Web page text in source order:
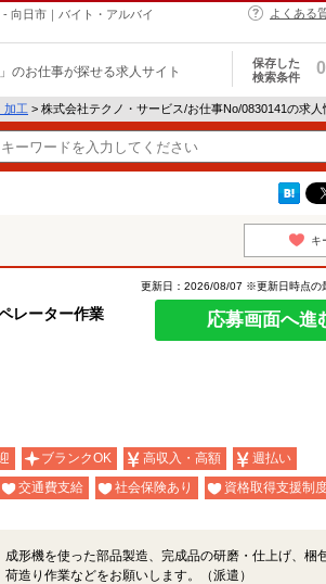
向日市｜バイト・アルバイ
よくある
のお仕事が探せる求人サイト
保存した
検索条件
0
加工 > 株式会社テクノ・サービス/お仕事No/0830141の求人
キ
レーター作業
更新日：2026/08/07 ※更新日時点の
応募画面へ進
ブランクOK 高収入・高額
週払い
交通費支給 社会保険あり 資格取得支援制
成形機を使った部品製造、完成品の研磨・仕上げ、梱
荷造り作業などをお願いします。（派遣）